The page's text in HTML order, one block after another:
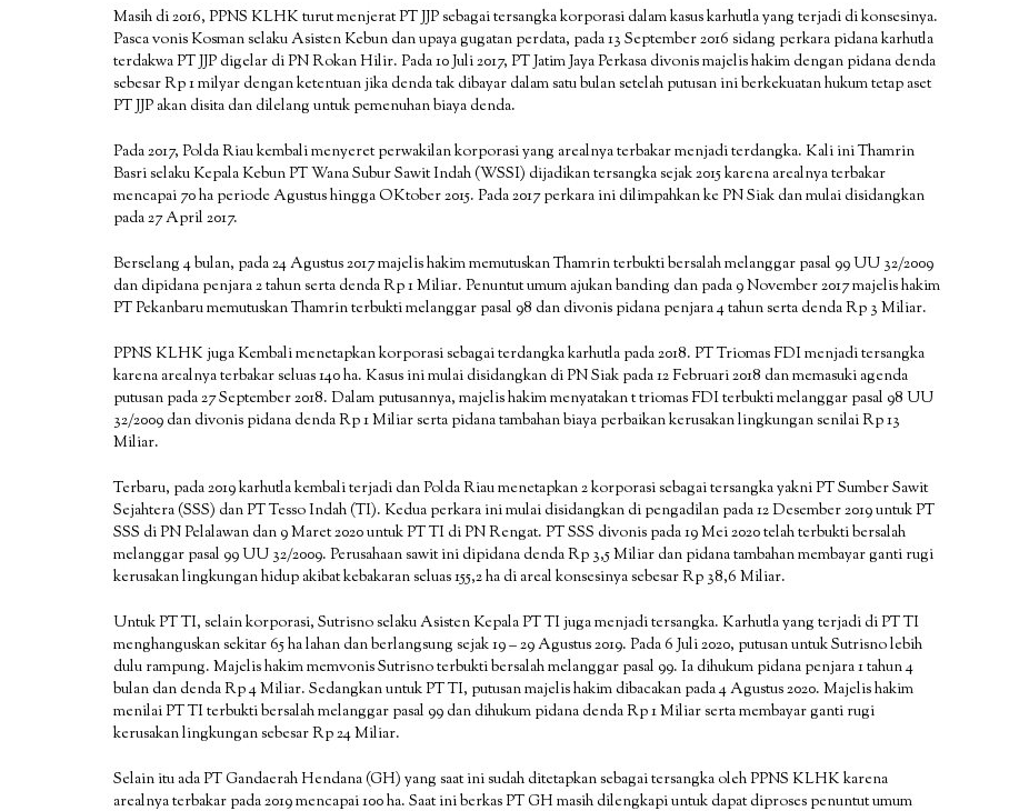
Masih di 2016, PPNS KLHK turut menjerat PT JJP sebagai tersangka korporasi dalam kasus karhutla yang terjadi di konsesinya.
Pasca vonis Kosman selaku Asisten Kebun dan upaya gugatan perdata, pada 13 September 2016 sidang perkara pidana karhutla
terdakwa PT JJP digelar di PN Rokan Hilir. Pada 10 Juli 2017, PT Jatim Jaya Perkasa divonis majelis hakim dengan pidana denda
sebesar Rp 1 milyar dengan ketentuan jika denda tak dibayar dalam satu bulan setelah putusan ini berkekuatan hukum tetap aset
PT JJP akan disita dan dilelang untuk pemenuhan biaya denda.
Pada 2017, Polda Riau kembali menyeret perwakilan korporasi yang arealnya terbakar menjadi terdangka. Kali ini Thamrin
Basri selaku Kepala Kebun PT Wana Subur Sawit Indah (WSSI) dijadikan tersangka sejak 2015 karena arealnya terbakar
mencapai 70 ha periode Agustus hingga OKtober 2015. Pada 2017 perkara ini dilimpahkan ke PN Siak dan mulai disidangkan
pada 27 April 2017.
Berselang 4 bulan, pada 24 Agustus 2017 majelis hakim memutuskan Thamrin terbukti bersalah melanggar pasal 99 UU 32/2009
dan dipidana penjara 2 tahun serta denda Rp 1 Miliar. Penuntut umum ajukan banding dan pada 9 November 2017 majelis hakim
PT Pekanbaru memutuskan Thamrin terbukti melanggar pasal 98 dan divonis pidana penjara 4 tahun serta denda Rp 3 Miliar.
PPNS KLHK juga Kembali menetapkan korporasi sebagai terdangka karhutla pada 2018. PT Triomas FDI menjadi tersangka
karena arealnya terbakar seluas 140 ha. Kasus ini mulai disidangkan di PN Siak pada 12 Februari 2018 dan memasuki agenda
putusan pada 27 September 2018. Dalam putusannya, majelis hakim menyatakan t triomas FDI terbukti melanggar pasal 98 UU
32/2009 dan divonis pidana denda Rp 1 Miliar serta pidana tambahan biaya perbaikan kerusakan lingkungan senilai Rp 13
Miliar.
Terbaru, pada 2019 karhutla kembali terjadi dan Polda Riau menetapkan 2 korporasi sebagai tersangka yakni PT Sumber Sawit
Sejahtera (SSS) dan PT Tesso Indah (TI). Kedua perkara ini mulai disidangkan di pengadilan pada 12 Desember 2019 untuk PT
SSS di PN Pelalawan dan 9 Maret 2020 untuk PT TI di PN Rengat. PT SSS divonis pada 19 Mei 2020 telah terbukti bersalah
melanggar pasal 99 UU 32/2009. Perusahaan sawit ini dipidana denda Rp 3,5 Miliar dan pidana tambahan membayar ganti rugi
kerusakan lingkungan hidup akibat kebakaran seluas 155,2 ha di areal konsesinya sebesar Rp 38,6 Miliar.
Untuk PT TI, selain korporasi, Sutrisno selaku Asisten Kepala PT TI juga menjadi tersangka. Karhutla yang terjadi di PT TI
menghanguskan sekitar 65 ha lahan dan berlangsung sejak 19 – 29 Agustus 2019. Pada 6 Juli 2020, putusan untuk Sutrisno lebih
dulu rampung. Majelis hakim memvonis Sutrisno terbukti bersalah melanggar pasal 99. Ia dihukum pidana penjara 1 tahun 4
bulan dan denda Rp 4 Miliar. Sedangkan untuk PT TI, putusan majelis hakim dibacakan pada 4 Agustus 2020. Majelis hakim
menilai PT TI terbukti bersalah melanggar pasal 99 dan dihukum pidana denda Rp 1 Miliar serta membayar ganti rugi
kerusakan lingkungan sebesar Rp 24 Miliar.
Selain itu ada PT Gandaerah Hendana (GH) yang saat ini sudah ditetapkan sebagai tersangka oleh PPNS KLHK karena
arealnya terbakar pada 2019 mencapai 100 ha. Saat ini berkas PT GH masih dilengkapi untuk dapat diproses penuntut umum